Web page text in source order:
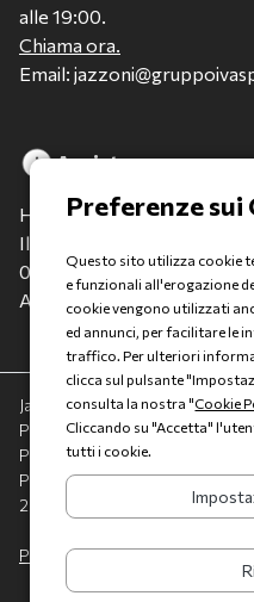
alle 19:00.
Chiama ora.
Email:
Assistenza
Hai bisogno di assistenza?
Il nostro Team è a tua
0688808502
Assistenza Clienti: apri un
Jazzoni è un marchio Gruppo
Piazza della Radio, 35 - 00146
P.IVA: 13007321006
PEC:
2.300.000,00 I.V.
Privacy policy-Cookie policy
Questo sito utilizza cookie
e funzionali all'erogazione
cookie vengono utilizzati
ed annunci, per facilitare le
traffico. Per ulteriori
clicca sul pulsante
consulta la nostra "Cookie
Cliccando su "Accetta"
tutti i cookie.